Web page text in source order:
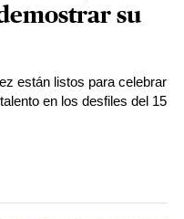
su
están listos para celebrar
en los desfiles del 15